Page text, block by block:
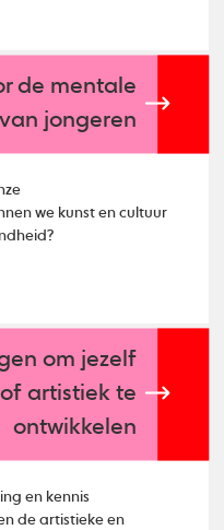
de mentale
jongeren
we kunst en cultuur
om jezelf
artistiek te
ontwikkelen
en kennis
de artistieke en